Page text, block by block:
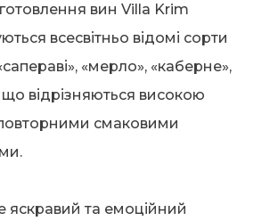
вин Villa Krim
всесвітньо відомі сорти
«мерло», «каберне»,
відрізняються високою
смаковими
яскравий та емоційний